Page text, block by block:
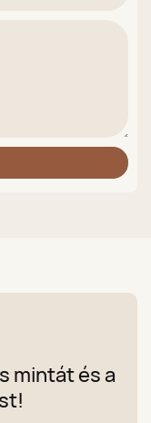
mintát és a